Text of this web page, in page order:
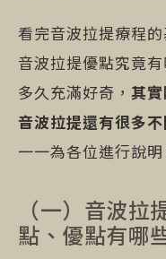
看完音波拉提療程
音波拉提優點究竟
多久充滿好奇， 其
音波拉提還有很多
一一為各位進行說明
（一）音波
點、優點有哪